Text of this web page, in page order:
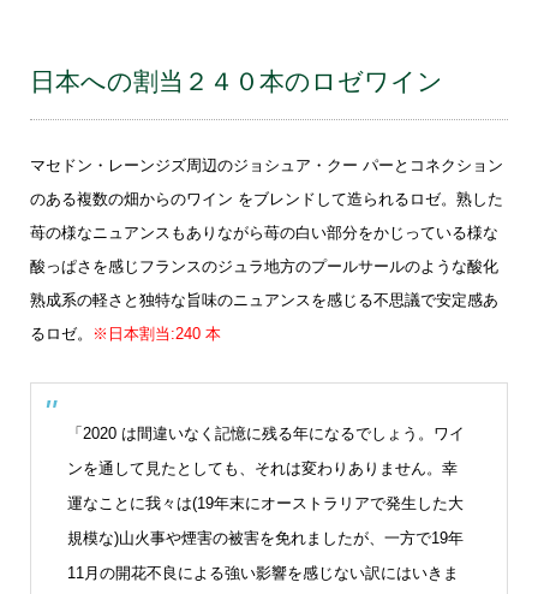
日本への割当２４０本のロゼワイン
マセドン・レーンジズ周辺のジョシュア・クー パーとコネクション
のある複数の畑からのワイン をブレンドして造られるロゼ。熟した
苺の様なニュアンスもありながら苺の白い部分をかじっている様な
酸っぱさを感じフランスのジュラ地方のプールサールのような酸化
熟成系の軽さと独特な旨味のニュアンスを感じる不思議で安定感あ
るロゼ。
※日本割当:240 本
「2020 は間違いなく記憶に残る年になるでしょう。ワイ
ンを通して見たとしても、それは変わりありません。幸
運なことに我々は(19年末にオーストラリアで発生した大
規模な)山火事や煙害の被害を免れましたが、一方で19年
11月の開花不良による強い影響を感じない訳にはいきま